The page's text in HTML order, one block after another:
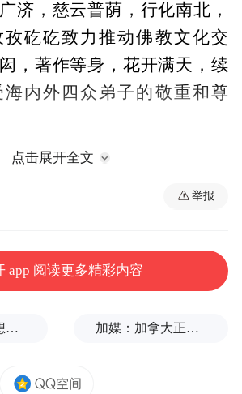
济，慈云普荫，行化南北，
矻矻致力推动佛教文化交
，著作等身，花开满天，续
内外四众弟子的敬重和尊
，不弃众苦，倒驾慈航，乘
生，广度迷情。
点击展开全文
举报
app 阅读更多精彩内容
美副防长被曝想访华，“非常执着” 加媒：加拿大正与美国商讨，以贸易让步换取部分关税减免